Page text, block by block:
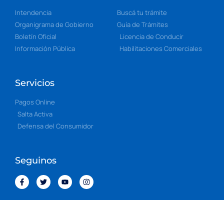
Intendencia
Organigrama de Gobierno
Boletín Oficial
Información Pública
Buscá tu trámite
Guía de Trámites
Licencia de Conducir
Habilitaciones Comerciales
Servicios
Pagos Online
Salta Activa
Defensa del Consumidor
Seguinos